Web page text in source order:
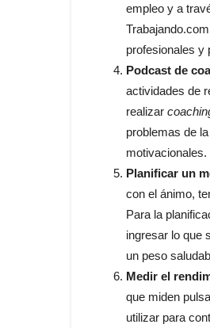
empleo y a
profesionales y
Podcast de
actividades de
realizar
problemas de
motivacionales.
Planificar un
con el ánimo,
Para la
ingresar lo que
un peso
Medir el
que miden
utilizar para